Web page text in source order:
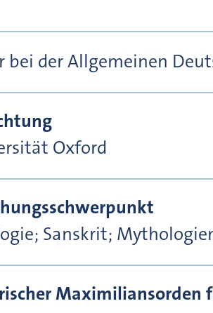
bei der Allgemeinen
Oxford
Sanskrit;
Maximiliansorden